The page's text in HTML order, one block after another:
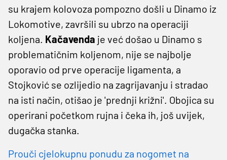
su krajem kolovoza pompozno došli u Dinamo iz
Lokomotive, završili su ubrzo na operaciji
koljena. Kačavenda je već došao u Dinamo s
problematičnim koljenom, nije se najbolje
oporavio od prve operacije ligamenta, a
Stojković se ozlijedio na zagrijavanju i stradao
na isti način, otišao je 'prednji križni'. Obojica su
operirani početkom rujna i čeka ih, još uvijek,
dugačka stanka.
Prouči cjelokupnu ponudu za nogomet na